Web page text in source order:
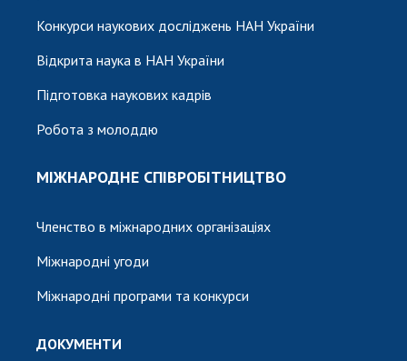
Конкурси наукових досліджень НАН України
Відкрита наука в НАН України
Підготовка наукових кадрів
Робота з молоддю
МІЖНАРОДНЕ СПІВРОБІТНИЦТВО
Членство в міжнародних організаціях
Міжнародні угоди
Міжнародні програми та конкурси
ДОКУМЕНТИ